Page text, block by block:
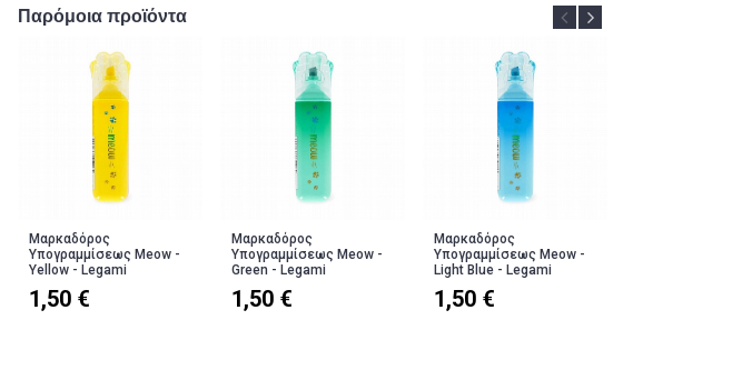
Παρόμοια προϊόντα
Μαρκαδόρος
Υπογραμμίσεως Meow -
Yellow - Legami
1,50 €
Μαρκαδόρος
Υπογραμμίσεως Meow -
Green - Legami
1,50 €
Μαρκαδόρος
Υπογραμμίσεως Meow -
Light Blue - Legami
1,50 €